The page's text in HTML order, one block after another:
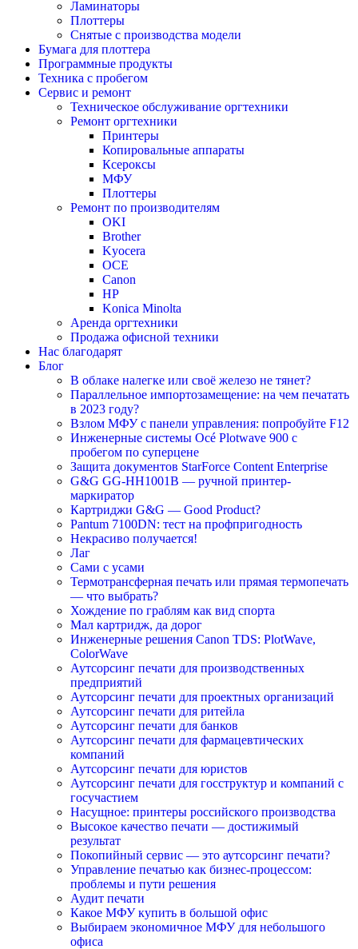
Ламинаторы
Плоттеры
Снятые с производства модели
Бумага для плоттера
Программные продукты
Техника с пробегом
Сервис и ремонт
Техническое обслуживание оргтехники
Ремонт оргтехники
Принтеры
Копировальные аппараты
Ксероксы
МФУ
Плоттеры
Ремонт по производителям
OKI
Brother
Kyocera
OCE
Canon
HP
Konica Minolta
Аренда оргтехники
Продажа офисной техники
Нас благодарят
Блог
В облаке налегке или своё железо не тянет?
Параллельное импортозамещение: на чем печатать
в 2023 году?
Взлом МФУ с панели управления: попробуйте F12
Инженерные системы Océ Plotwave 900 с
пробегом по суперцене
Защита документов StarForce Content Enterprise
G&G GG-HH1001B — ручной принтер-
маркиратор
Картриджи G&G — Good Product?
Pantum 7100DN: тест на профпригодность
Некрасиво получается!
Лаг
Сами с усами
Термотрансферная печать или прямая термопечать
— что выбрать?
Хождение по граблям как вид спорта
Мал картридж, да дорог
Инженерные решения Canon TDS: PlotWave,
ColorWave
Аутсорсинг печати для производственных
предприятий
Аутсорсинг печати для проектных организаций
Аутсорсинг печати для ритейла
Аутсорсинг печати для банков
Аутсорсинг печати для фармацевтических
компаний
Аутсорсинг печати для юристов
Аутсорсинг печати для госструктур и компаний с
госучастием
Насущное: принтеры российского производства
Высокое качество печати — достижимый
результат
Покопийный сервис — это аутсорсинг печати?
Управление печатью как бизнес-процессом:
проблемы и пути решения
Аудит печати
Какое МФУ купить в большой офис
Выбираем экономичное МФУ для небольшого
офиса